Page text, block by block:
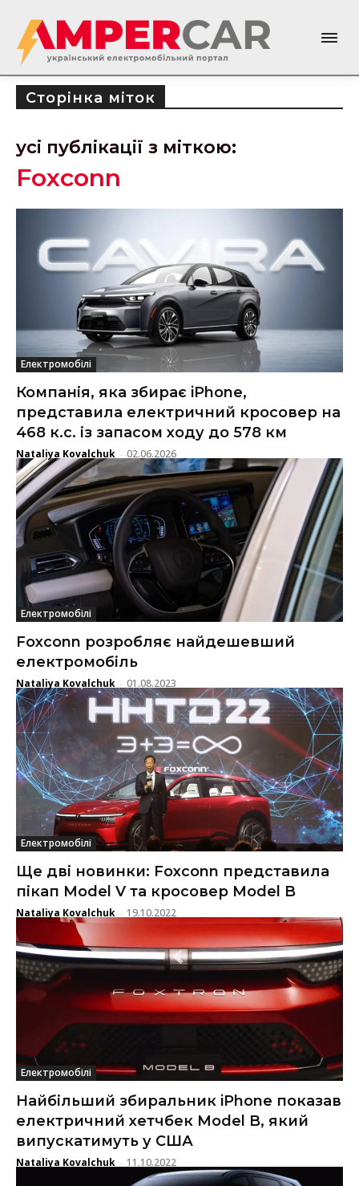
Сторінка міток
усі публікації з міткою:
Foxconn
Електромобілі
Компанія, яка збирає iPhone,
представила електричний кросовер на
468 к.с. із запасом ходу до 578 км
Nataliya Kovalchuk - 02.06.2026
Електромобілі
Foxconn розробляє найдешевший
електромобіль
Nataliya Kovalchuk - 01.08.2023
Електромобілі
Ще дві новинки: Foxconn представила
пікап Model V та кросовер Model B
Nataliya Kovalchuk - 19.10.2022
Електромобілі
Найбільший збиральник iPhone показав
електричний хетчбек Model B, який
випускатимуть у США
Nataliya Kovalchuk - 11.10.2022